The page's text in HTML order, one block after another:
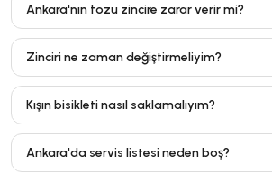
Ankara'nın tozu zincire zarar verir mi?
Zinciri ne zaman değiştirmeliyim?
Kışın bisikleti nasıl saklamalıyım?
Ankara'da servis listesi neden boş?